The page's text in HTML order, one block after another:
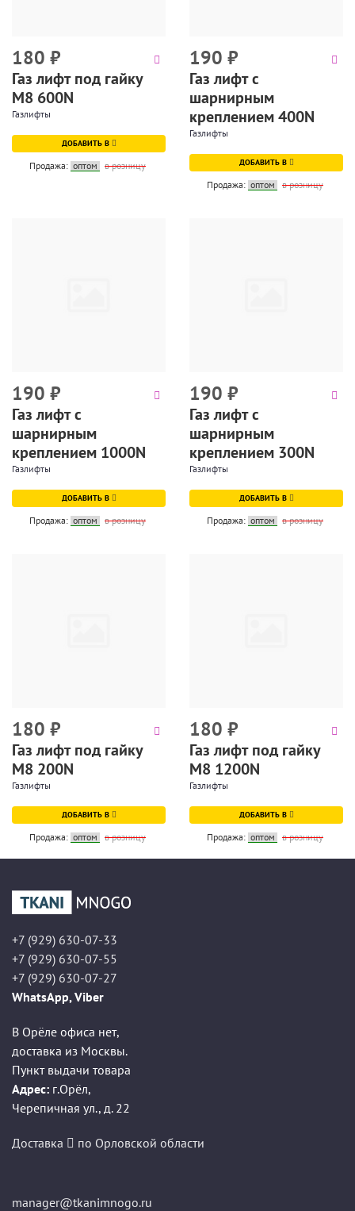
180 ₽
Газ лифт под гайку
М8 600N
Газлифты
ДОБАВИТЬ В
Продажа: оптом в розницу
190 ₽
Газ лифт с
шарнирным
креплением 400N
Газлифты
ДОБАВИТЬ В
Продажа: оптом в розницу
190 ₽
Газ лифт с
шарнирным
креплением 1000N
Газлифты
ДОБАВИТЬ В
Продажа: оптом в розницу
190 ₽
Газ лифт с
шарнирным
креплением 300N
Газлифты
ДОБАВИТЬ В
Продажа: оптом в розницу
180 ₽
Газ лифт под гайку
М8 200N
Газлифты
ДОБАВИТЬ В
Продажа: оптом в розницу
180 ₽
Газ лифт под гайку
М8 1200N
Газлифты
ДОБАВИТЬ В
Продажа: оптом в розницу
+7 (929) 630-07-33
+7 (929) 630-07-55
+7 (929) 630-07-27
WhatsApp, Viber
В Орёле офиса нет,
доставка из Москвы.
Пункт выдачи товара
Адрес: г.Орёл,
Черепичная ул., д. 22
Доставка по Орловской области
manager@tkanimnogo.ru